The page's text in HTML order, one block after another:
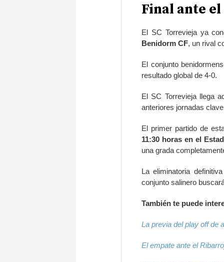
Final ante
El SC Torrevieja ya
Benidorm CF, un rival
El conjunto
resultado global de 4-0.
El SC Torrevieja llega
anteriores jornadas
El primer partido de
11:30 horas en el
una grada
La eliminatoria
conjunto salinero
También te puede
La previa del play off de
El empate ante el